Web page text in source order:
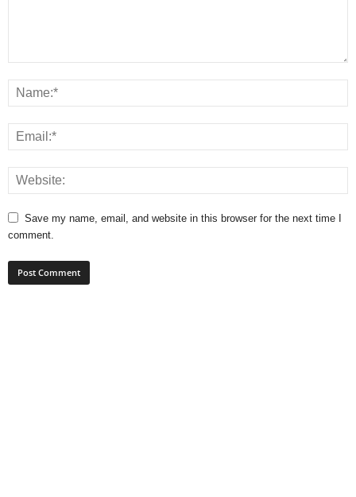
Save my name, email, and website in this browser for the next time I
comment.